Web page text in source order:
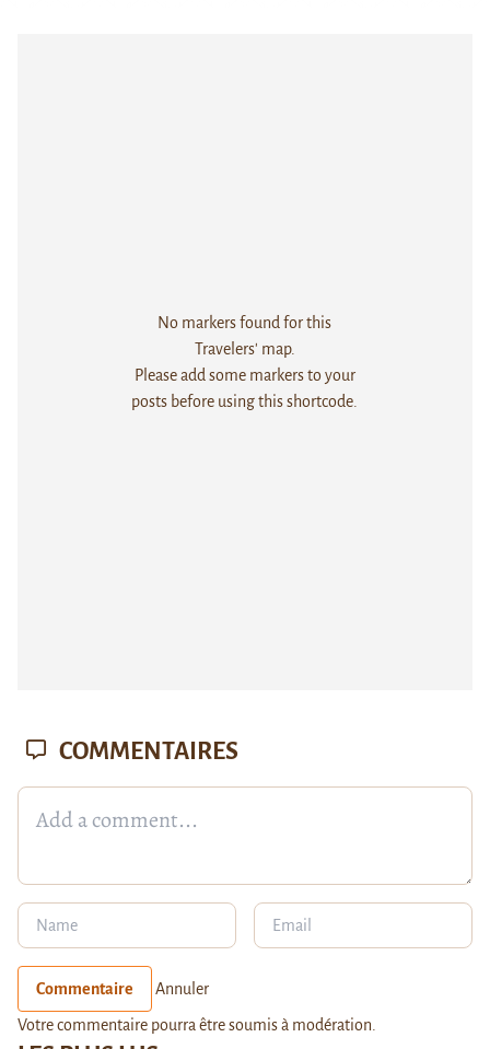
No markers found for this
Travelers' map.
Please add some markers to your
posts before using this shortcode.
COMMENTAIRES
Commentaire Annuler
Votre commentaire pourra être soumis à modération.